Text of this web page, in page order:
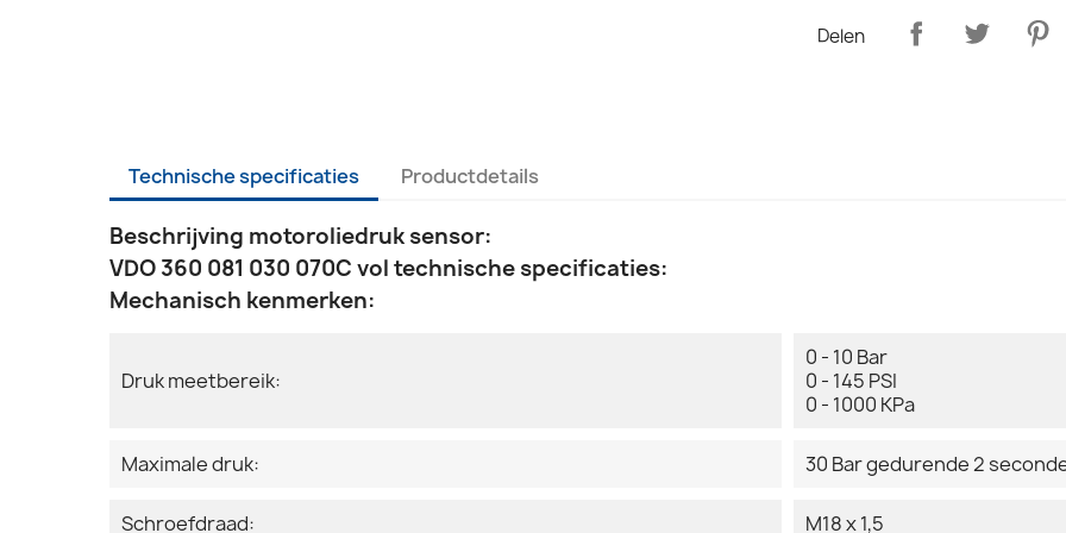
Delen
Technische specificaties Productdetails
Beschrijving motoroliedruk sensor:
VDO 360 081 030 070C vol technische specificaties:
Mechanisch kenmerken:
Druk meetbereik:
0 - 10 Bar
0 - 145 PSI
0 - 1000 KPa
Maximale druk: 30 Bar gedurende 2
Schroefdraad: M18 x 1,5